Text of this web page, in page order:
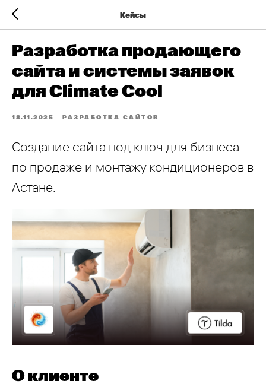
Кейсы
Разработка продающего
сайта и системы заявок
для Climate Cool
18.11.2025 РАЗРАБОТКА САЙТОВ
Создание сайта под ключ для бизнеса
по продаже и монтажу кондиционеров в
Астане.
О клиенте